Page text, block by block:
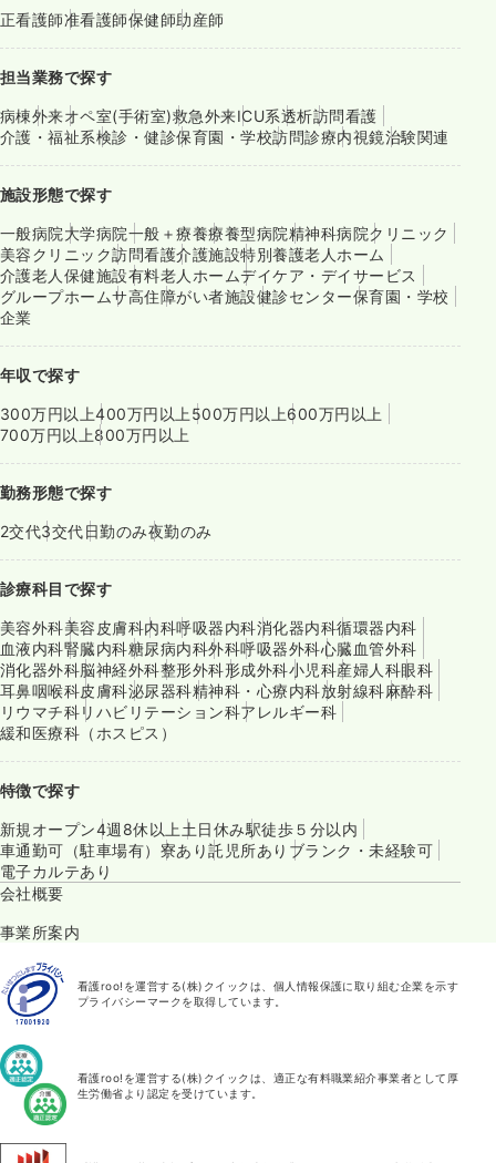
正看護師准看護師保健師助産師
担当業務で探す
病棟外来オペ室(手術室)救急外来ICU系透析訪問看護
介護・福祉系検診・健診保育園・学校訪問診療内視鏡治験関連
施設形態で探す
一般病院大学病院一般＋療養療養型病院精神科病院クリニック
美容クリニック訪問看護介護施設特別養護老人ホーム
介護老人保健施設有料老人ホームデイケア・デイサービス
グループホームサ高住障がい者施設健診センター保育園・学校
企業
年収で探す
300万円以上400万円以上 500万円以上600万円以上
700万円以上800万円以上
勤務形態で探す
2交代3交代日勤のみ夜勤のみ
診療科目で探す
美容外科美容皮膚科内科呼吸器内科消化器内科循環器内科
血液内科腎臓内科糖尿病内科外科呼吸器外科心臓血管外科
消化器外科脳神経外科整形外科形成外科小児科産婦人科眼科
耳鼻咽喉科皮膚科泌尿器科精神科・心療内科放射線科麻酔科
リウマチ科リハビリテーション科アレルギー科
緩和医療科（ホスピス）
特徴で探す
新規オープン4週8休以上 土日休み駅徒歩５分以内
車通勤可（駐車場有） 寮あり託児所あり ブランク・未経験可
電子カルテあり
会社概要
事業所案内
看護roo!を運営する(株)クイックは、個人情報保護に取り組む企業を示す
プライバシーマークを取得しています。
看護roo!を運営する(株)クイックは、適正な有料職業紹介事業者として厚
生労働省より認定を受けています。